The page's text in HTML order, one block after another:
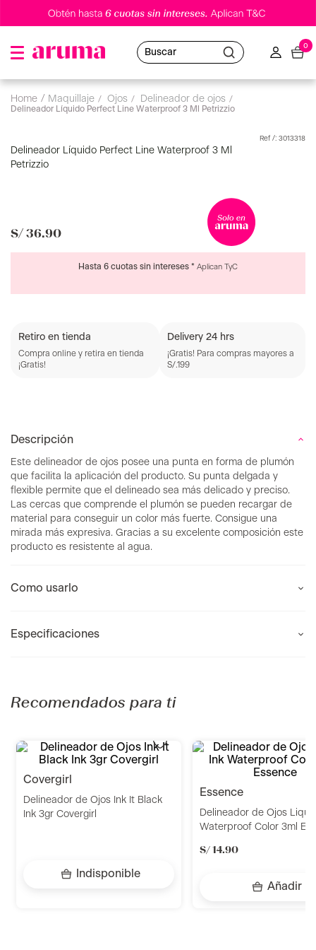
Buscar
0
maquillaje ojos delineador de ojos
Delineador Líquido Perfect Line Waterproof 3 Ml Petrizzio
: 3013318
Delineador Líquido Perfect Line Waterproof 3 Ml
Petrizzio
S/ 36.90
Hasta 6 cuotas sin intereses * Aplican TyC
Retiro en tienda
Compra online y retira en tienda
¡Gratis!
Delivery 24 hrs
¡Gratis! Para compras mayores a
S/.199
Descripción
Este delineador de ojos posee una punta en forma de plumón
que facilita la aplicación del producto. Su punta delgada y
flexible permite que el delineado sea más delicado y preciso.
Las cercas que comprende el plumón se pueden recargar de
material para conseguir un color más fuerte. Consigue una
mirada más expresiva. Gracias a su excelente composición este
producto es resistente al agua.
Como usarlo
Especificaciones
Recomendados para ti
covergirl
Delineador de Ojos Ink It Black
Ink 3gr Covergirl
Indisponible
essence
Delineador de Ojos
Waterproof Color 3ml
S/ 14.90
Añadir